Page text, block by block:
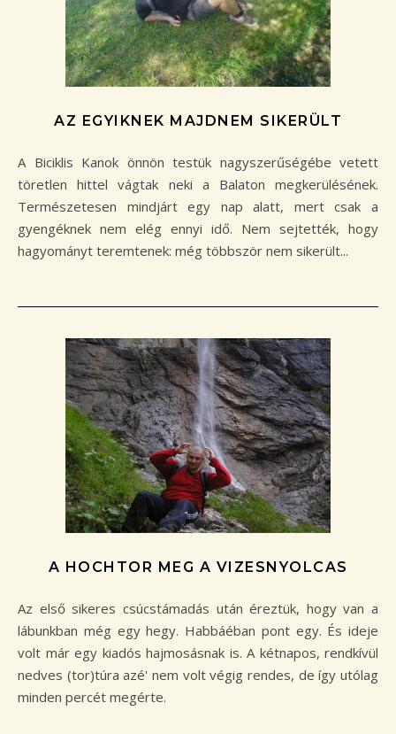
AZ EGYIKNEK MAJDNEM SIKERÜLT
A Biciklis Kanok önnön testük nagyszerűségébe vetett
töretlen hittel vágtak neki a Balaton megkerülésének.
Természetesen mindjárt egy nap alatt, mert csak a
gyengéknek nem elég ennyi idő. Nem sejtették, hogy
hagyományt teremtenek: még többször nem sikerült...
A HOCHTOR MEG A VIZESNYOLCAS
Az első sikeres csúcstámadás után éreztük, hogy van a
lábunkban még egy hegy. Habbáéban pont egy. És ideje
volt már egy kiadós hajmosásnak is. A kétnapos, rendkívül
nedves (tor)túra azé' nem volt végig rendes, de így utólag
minden percét megérte.